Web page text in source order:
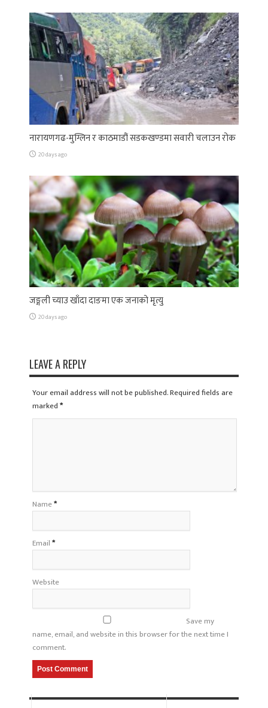
नारायणगढ-मुग्लिन र काठमाडौं सडकखण्डमा सवारी चलाउन रोक
20 days ago
जङ्गली च्याउ खाँदा दाङमा एक जनाको मृत्यु
20 days ago
LEAVE A REPLY
Your email address will not be published. Required fields are
marked*
Name*
Email*
Website
Save my
name, email, and website in this browser for the next time I
comment.